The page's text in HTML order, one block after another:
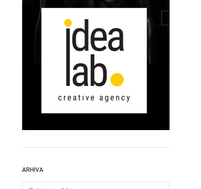
ARHIVA
Arhiva